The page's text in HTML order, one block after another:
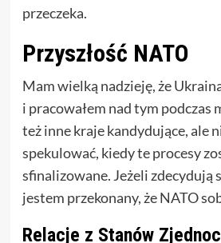
przeczeka.
Przyszłość NATO
Mam wielką nadzieję, że
i pracowałem nad tym podczas
też inne kraje kandydujące, ale
spekulować, kiedy te procesy
sfinalizowane. Jeżeli zdecydują
jestem przekonany, że NATO
Relacje z Stanów